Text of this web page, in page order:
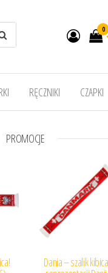
0
RĘCZNIKI CZAPKI
PROMOCJE
Dania – szalik kibica